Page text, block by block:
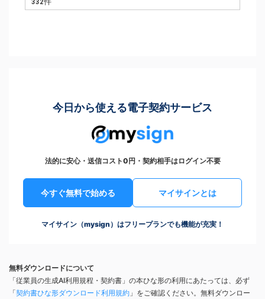
今日から使える電子契約サービス
法的に安心・送信コスト0円・契約相手はログイン不要
今すぐ無料で始める マイサインとは
マイサイン（mysign）はフリープランでも機能が充実！
無料ダウンロードについて
「従業員の生成AI利用規程・契約書」の本ひな形の利用にあたっては、必ず
「契約書ひな形ダウンロード利用規約 」をご確認ください。無料ダウンロー